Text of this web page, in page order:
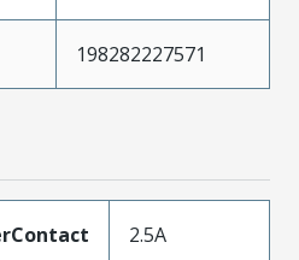
198282227571
2.5A